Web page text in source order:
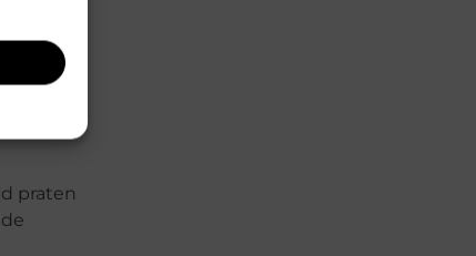
de
praten